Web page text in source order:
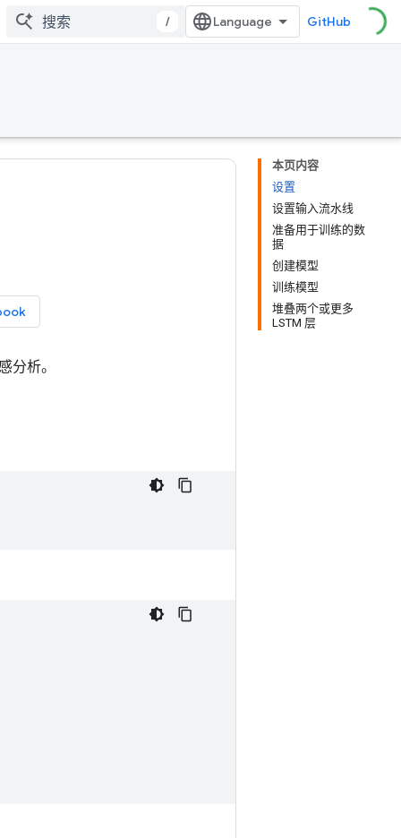
/ GitHub
本页内容
设置
设置输入流水线
准备用于训练的数
据
创建模型
训练模型
堆叠两个或更多
LSTM 层
分析。